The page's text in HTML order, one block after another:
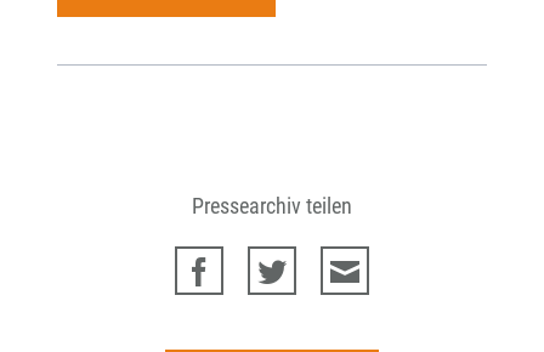
Pressearchiv teilen